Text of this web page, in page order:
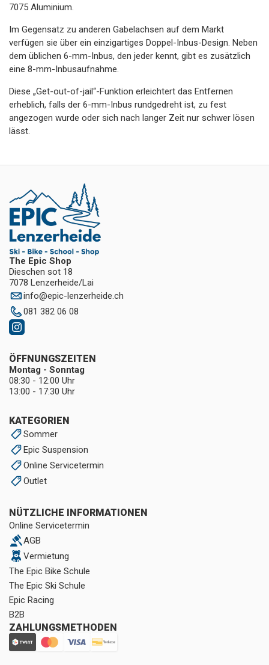
7075 Aluminium.
Im Gegensatz zu anderen Gabelachsen auf dem Markt
verfügen sie über ein einzigartiges Doppel-Inbus-Design. Neben
dem üblichen 6-mm-Inbus, den jeder kennt, gibt es zusätzlich
eine 8-mm-Inbusaufnahme.
Diese „Get-out-of-jail“-Funktion erleichtert das Entfernen
erheblich, falls der 6-mm-Inbus rundgedreht ist, zu fest
angezogen wurde oder sich nach langer Zeit nur schwer lösen
lässt.
The Epic Shop
Dieschen sot 18
7078 Lenzerheide/Lai
info@epic-lenzerheide.ch
081 382 06 08
KATEGORIEN
Sommer
Epic Suspension
Online Servicetermin
Outlet
NÜTZLICHE INFORMATIONEN
Online Servicetermin
AGB
Vermietung
The Epic Bike Schule
The Epic Ski Schule
Epic Racing
B2B
ZAHLUNGSMETHODEN
ÖFFNUNGSZEITEN
Montag - Sonntag
08:30 - 12:00 Uhr
13:00 - 17:30 Uhr